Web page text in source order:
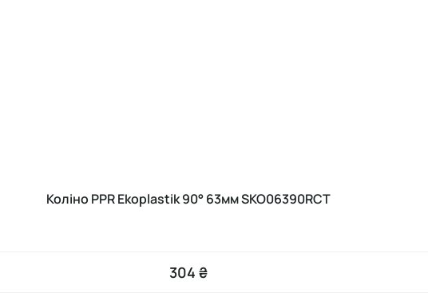
Коліно PPR Ekoplastik 90° 63мм SKO06390RCT
304 ₴